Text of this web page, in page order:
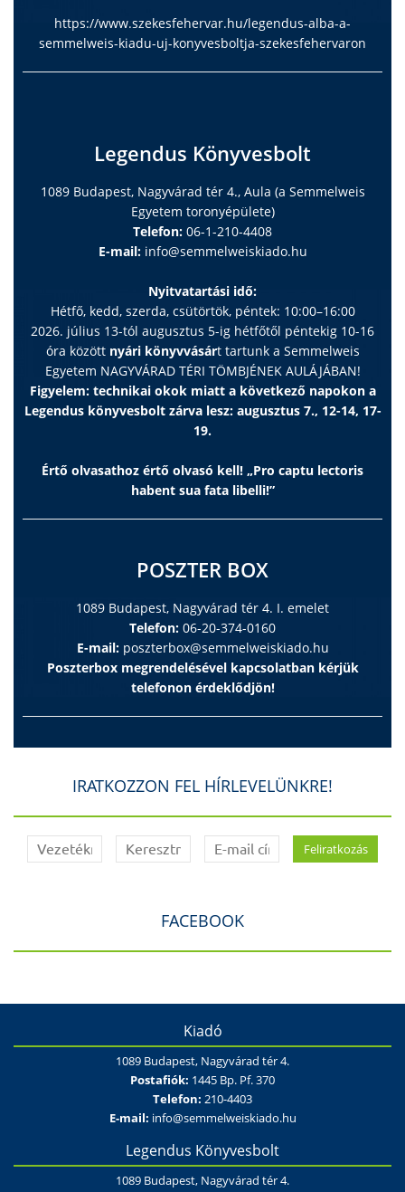
https://www.szekesfehervar.hu/legendus-alba-a-
semmelweis-kiadu-uj-konyvesboltja-szekesfehervaron
Legendus Könyvesbolt
1089 Budapest, Nagyvárad tér 4., Aula (a Semmelweis
Egyetem toronyépülete)
Telefon: 06-1-210-4408
E-mail: info@semmelweiskiado.hu
Nyitvatartási idő:
Hétfő, kedd, szerda, csütörtök, péntek: 10:00–16:00
2026. július 13-tól augusztus 5-ig hétfőtől péntekig 10-16
óra között nyári könyvvásárt tartunk a Semmelweis
Egyetem NAGYVÁRAD TÉRI TÖMBJÉNEK AULÁJÁBAN!
Figyelem: technikai okok miatt a következő napokon a
Legendus könyvesbolt zárva lesz: augusztus 7., 12-14, 17-
19.
Értő olvasathoz értő olvasó kell! „Pro captu lectoris
habent sua fata libelli!”
POSZTER BOX
1089 Budapest, Nagyvárad tér 4. I. emelet
Telefon: 06-20-374-0160
E-mail: poszterbox@semmelweiskiado.hu
Poszterbox megrendelésével kapcsolatban kérjük
telefonon érdeklődjön!
IRATKOZZON FEL HÍRLEVELÜNKRE!
FACEBOOK
Kiadó
1089 Budapest, Nagyvárad tér 4.
Postafiók: 1445 Bp. Pf. 370
Telefon: 210-4403
E-mail: info@semmelweiskiado.hu
Legendus Könyvesbolt
1089 Budapest, Nagyvárad tér 4.